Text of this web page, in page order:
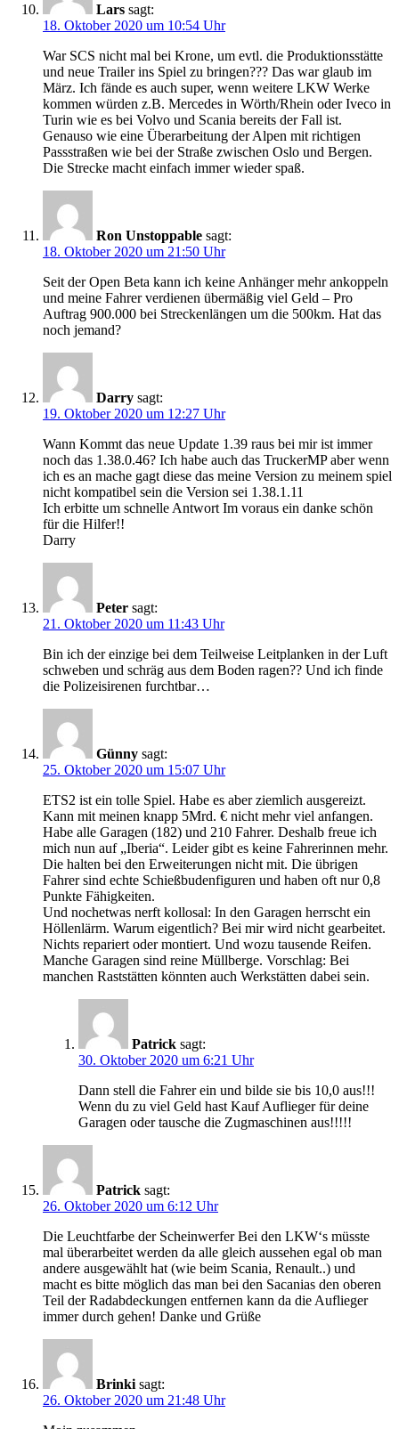
Lars sagt:
18. Oktober 2020 um 10:54 Uhr
War SCS nicht mal bei Krone, um evtl. die Produktionsstätte
und neue Trailer ins Spiel zu bringen??? Das war glaub im
März. Ich fände es auch super, wenn weitere LKW Werke
kommen würden z.B. Mercedes in Wörth/Rhein oder Iveco in
Turin wie es bei Volvo und Scania bereits der Fall ist.
Genauso wie eine Überarbeitung der Alpen mit richtigen
Passstraßen wie bei der Straße zwischen Oslo und Bergen.
Die Strecke macht einfach immer wieder spaß.
Ron Unstoppable sagt:
18. Oktober 2020 um 21:50 Uhr
Seit der Open Beta kann ich keine Anhänger mehr ankoppeln
und meine Fahrer verdienen übermäßig viel Geld – Pro
Auftrag 900.000 bei Streckenlängen um die 500km. Hat das
noch jemand?
Darry sagt:
19. Oktober 2020 um 12:27 Uhr
Wann Kommt das neue Update 1.39 raus bei mir ist immer
noch das 1.38.0.46? Ich habe auch das TruckerMP aber wenn
ich es an mache gagt diese das meine Version zu meinem spiel
nicht kompatibel sein die Version sei 1.38.1.11
Ich erbitte um schnelle Antwort Im voraus ein danke schön
für die Hilfer!!
Darry
Peter sagt:
21. Oktober 2020 um 11:43 Uhr
Bin ich der einzige bei dem Teilweise Leitplanken in der Luft
schweben und schräg aus dem Boden ragen?? Und ich finde
die Polizeisirenen furchtbar…
Günny sagt:
25. Oktober 2020 um 15:07 Uhr
ETS2 ist ein tolle Spiel. Habe es aber ziemlich ausgereizt.
Kann mit meinen knapp 5Mrd. € nicht mehr viel anfangen.
Habe alle Garagen (182) und 210 Fahrer. Deshalb freue ich
mich nun auf „Iberia“. Leider gibt es keine Fahrerinnen mehr.
Die halten bei den Erweiterungen nicht mit. Die übrigen
Fahrer sind echte Schießbudenfiguren und haben oft nur 0,8
Punkte Fähigkeiten.
Und nochetwas nerft kollosal: In den Garagen herrscht ein
Höllenlärm. Warum eigentlich? Bei mir wird nicht gearbeitet.
Nichts repariert oder montiert. Und wozu tausende Reifen.
Manche Garagen sind reine Müllberge. Vorschlag: Bei
manchen Raststätten könnten auch Werkstätten dabei sein.
Patrick sagt:
30. Oktober 2020 um 6:21 Uhr
Dann stell die Fahrer ein und bilde sie bis 10,0 aus!!!
Wenn du zu viel Geld hast Kauf Auflieger für deine
Garagen oder tausche die Zugmaschinen aus!!!!!
Patrick sagt:
26. Oktober 2020 um 6:12 Uhr
Die Leuchtfarbe der Scheinwerfer Bei den LKW‘s müsste
mal überarbeitet werden da alle gleich aussehen egal ob man
andere ausgewählt hat (wie beim Scania, Renault..) und
macht es bitte möglich das man bei den Sacanias den oberen
Teil der Radabdeckungen entfernen kann da die Auflieger
immer durch gehen! Danke und Grüße
Brinki sagt:
26. Oktober 2020 um 21:48 Uhr